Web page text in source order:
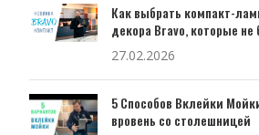
Как выбрать компакт-
декора Bravo, которые
27.02.2026
5 Способов Вклейки
вровень со столешницей